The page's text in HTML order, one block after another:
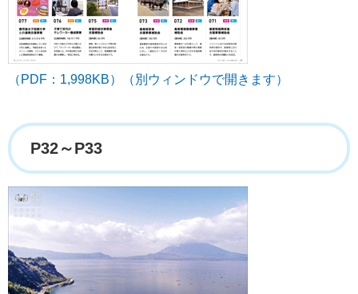
（PDF：1,998KB）（別ウィンドウで開きます）
P32～P33